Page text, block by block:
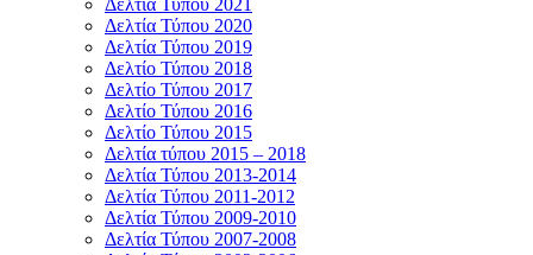
Δελτία Τύπου 2021
Δελτία Τύπου 2020
Δελτία Τύπου 2019
Δελτίο Τύπου 2018
Δελτίο Τύπου 2017
Δελτίο Τύπου 2016
Δελτίο Τύπου 2015
Δελτία τύπου 2015 – 2018
Δελτία Τύπου 2013-2014
Δελτία Τύπου 2011-2012
Δελτία Τύπου 2009-2010
Δελτία Τύπου 2007-2008